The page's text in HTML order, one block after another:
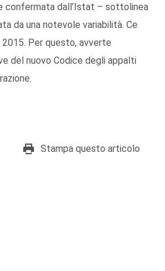
confermata dall’Istat – sottolinea
da una notevole variabilità. Ce
Per questo, avverte
del nuovo Codice degli appalti
Stampa questo articolo